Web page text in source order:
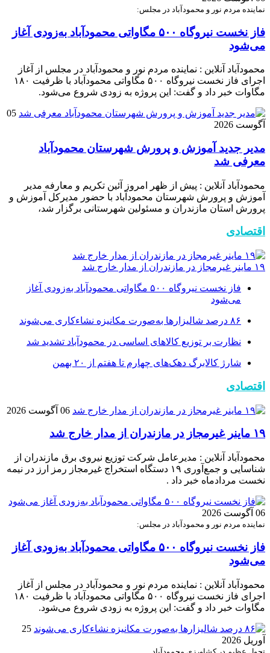
نماینده مردم نور و محمودآباد در مجلس:
فاز نخست نیروگاه ۵۰۰ مگاواتی محمودآباد به‌زودی آغاز
می‌شود
محمودآباد آنلاین : نماینده مردم نور و محمودآباد در مجلس از آغاز
اجرای فاز نخست نیروگاه ۵۰۰ مگاواتی محمودآباد با ظرفیت ۱۸۰
مگاوات خبر داد و گفت: این پروژه به زودی شروع می‌شود.
05
آگوست 2026
مدیر جدید آموزش و پرورش شهرستان محمودآباد
معرفی شد
محمودآباد آنلاین : پیش از ظهر امروز آئین تکریم و معارفه مدیر
آموزش و پرورش شهرستان محمودآباد با حضور مدیرکل آموزش و
پرورش استان مازندران و مسئولین شهرستانی برگزار شد،
اقتصادی
۱۹ ماینر غیرمجاز در مازندران از مدار خارج شد
فاز نخست نیروگاه ۵۰۰ مگاواتی محمودآباد به‌زودی آغاز
می‌شود
۸۶ درصد شالیزارها به‌صورت مکانیزه نشاءکاری می‌شوند
نظارت بر توزیع کالا‌های اساسی در محمودآباد تشدید شد
شارژ کالابرگ دهک‌های چهارم تا هفتم از ۲۰ بهمن
اقتصادی
06 آگوست 2026
۱۹ ماینر غیرمجاز در مازندران از مدار خارج شد
محمودآباد آنلاین : مدیرعامل شرکت توزیع نیروی برق مازندران از
شناسایی و جمع‌آوری ۱۹ دستگاه استخراج غیرمجاز رمز ارز در نیمه
نخست مردادماه خبر داد .
06 آگوست 2026
نماینده مردم نور و محمودآباد در مجلس:
فاز نخست نیروگاه ۵۰۰ مگاواتی محمودآباد به‌زودی آغاز
می‌شود
محمودآباد آنلاین : نماینده مردم نور و محمودآباد در مجلس از آغاز
اجرای فاز نخست نیروگاه ۵۰۰ مگاواتی محمودآباد با ظرفیت ۱۸۰
مگاوات خبر داد و گفت: این پروژه به زودی شروع می‌شود.
25
آوریل 2026
تحول عظیم در کشاورزی محمودآباد